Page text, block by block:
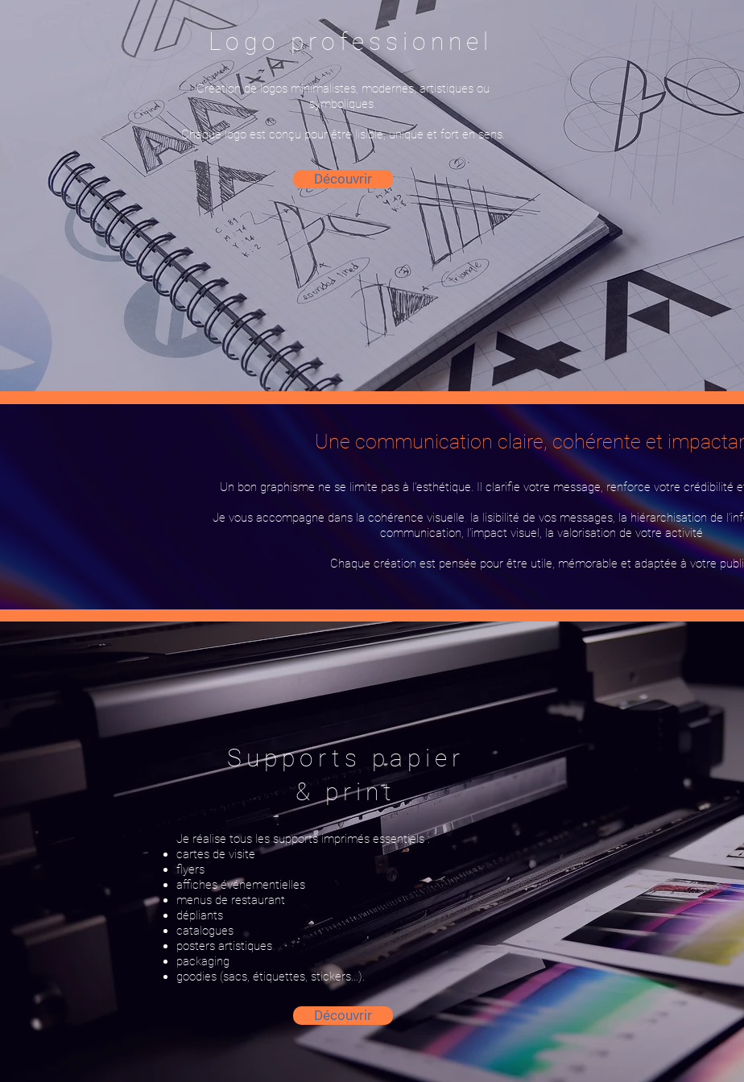
Logo professionnel
Création de logos minimalistes, modernes, artistiques ou
symboliques.
Chaque logo est conçu pour être lisible, unique et fort en sens.
Découvrir
Une communication claire, cohérente et
Un bon graphisme ne se limite pas à l’esthétique. Il clarifie votre message, renforce votre crédibilité
Je vous accompagne dans la cohérence visuelle, la lisibilité de vos messages, la hiérarchisation de
communication, l’impact visuel, la valorisation de votre activité
Chaque création est pensée pour être utile, mémorable et adaptée à votre
Supports papier
& print
Je réalise tous les supports imprimés essentiels :
cartes de visite
flyers
affiches événementielles
menus de restaurant
dépliants
catalogues
posters artistiques
packaging
goodies (sacs, étiquettes, stickers…).
Découvrir